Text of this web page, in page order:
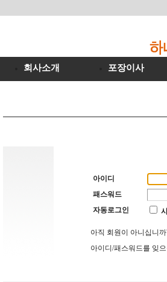
회사소개 포장이사
아이디
패스워드
자동로그인
아직 회원이 아니십니
아이디/패스워드를 잊